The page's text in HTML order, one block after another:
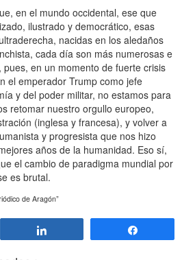
en el mundo occidental, ese que
ilustrado y democrático, esas
nacidas en los aledaños
cada día son más numerosas e
pues, en un momento de fuerte crisis
el emperador Trump como jefe
y del poder militar, no estamos para
retomar nuestro orgullo europeo,
(inglesa y francesa), y volver a
y progresista que nos hizo
años de la humanidad. Eso sí,
el cambio de paradigma mundial por
es brutal.
de Aragón”